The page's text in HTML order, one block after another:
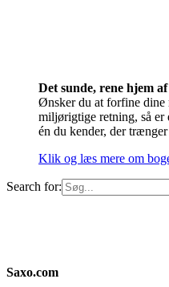
Det sunde, rene hjem
Ønsker du at forfine dine
miljørigtige retning, så
én du kender, der
Klik og læs mere om
Search for:
Saxo.com